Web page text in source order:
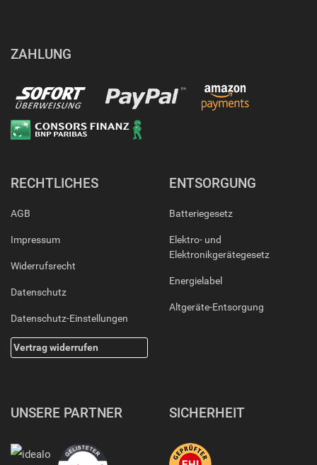
ZAHLUNG
RECHTLICHES
AGB
Impressum
Widerrufsrecht
Datenschutz
Datenschutz-Einstellungen
Vertrag widerrufen
ENTSORGUNG
Batteriegesetz
Elektro- und
Elektronikgerätegesetz
Energielabel
Altgeräte-Entsorgung
UNSERE PARTNER SICHERHEIT